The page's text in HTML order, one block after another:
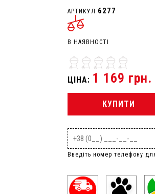
АРТИКУЛ 6277
В НАЯВНОСТІ
ЦІНА: 1 169 грн.
КУПИТИ
Введіть номер телефону